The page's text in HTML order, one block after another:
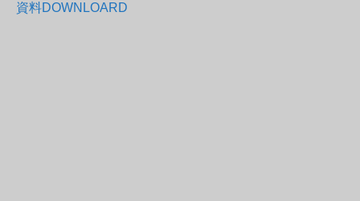
資料DOWNLOARD